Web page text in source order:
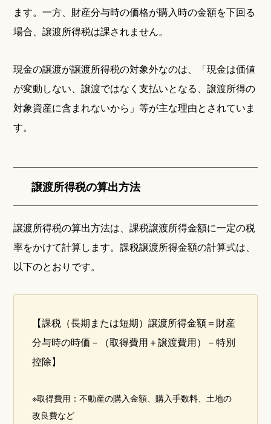
ます。一方、財産分与時の価格が購入時の金額を下回る
場合、譲渡所得税は課されません。
現金の譲渡が譲渡所得税の対象外なのは、「現金は価値
が変動しない、譲渡ではなく支払いとなる、譲渡所得の
対象資産に含まれないから」等が主な理由とされていま
す。
譲渡所得税の算出方法
譲渡所得税の算出方法は、課税譲渡所得金額に一定の税
率をかけて計算します。課税譲渡所得金額の計算式は、
以下のとおりです。
【課税（長期または短期）譲渡所得金額＝財産
分与時の時価－（取得費用＋譲渡費用）－特別
控除】
※取得費用：不動産の購入金額、購入手数料、土地の
改良費など